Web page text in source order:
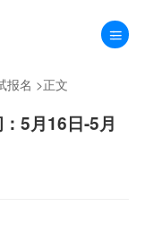
报名 >正文
5月16日-5月